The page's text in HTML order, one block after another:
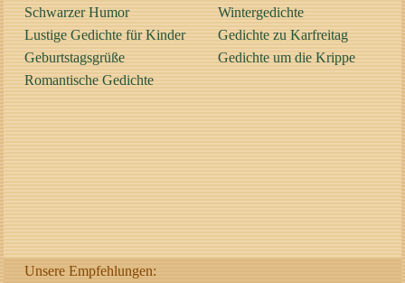
Schwarzer Humor
Lustige Gedichte für Kinder
Geburtstagsgrüße
Romantische Gedichte
Wintergedichte
Gedichte zu Karfreitag
Gedichte um die Krippe
Unsere Empfehlungen: